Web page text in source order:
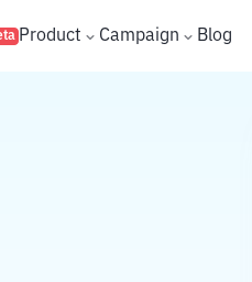
Product Campaign Blog